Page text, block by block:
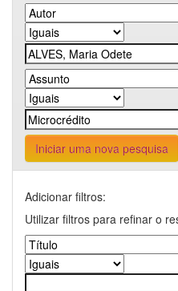
Iniciar uma nova pesquisa
Adicionar filtros:
Utilizar filtros para refinar o